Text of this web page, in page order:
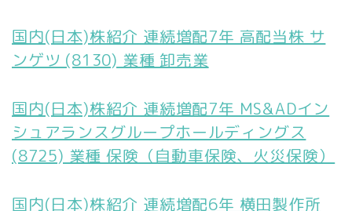
国内(日本)株紹介 連続増配7年 高配当株 サ
ンゲツ (8130) 業種 卸売業
国内(日本)株紹介 連続増配7年 MS&ADイン
シュアランスグループホールディングス
(8725) 業種 保険（自動車保険、火災保険）
国内(日本)株紹介 連続増配6年 横田製作所